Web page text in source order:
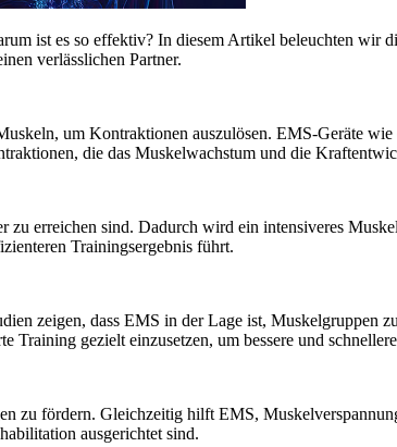
ist es so effektiv? In diesem Artikel beleuchten wir
verlässlichen Partner.
um Kontraktionen auszulösen. EMS-Geräte wie
die das Muskelwachstum und die
zu erreichen sind. Dadurch wird ein intensiveres
Trainingsergebnis führt.
zeigen, dass EMS in der Lage ist, Muskelgruppen
gezielt einzusetzen, um bessere und
zu fördern. Gleichzeitig hilft EMS,
ausgerichtet sind.